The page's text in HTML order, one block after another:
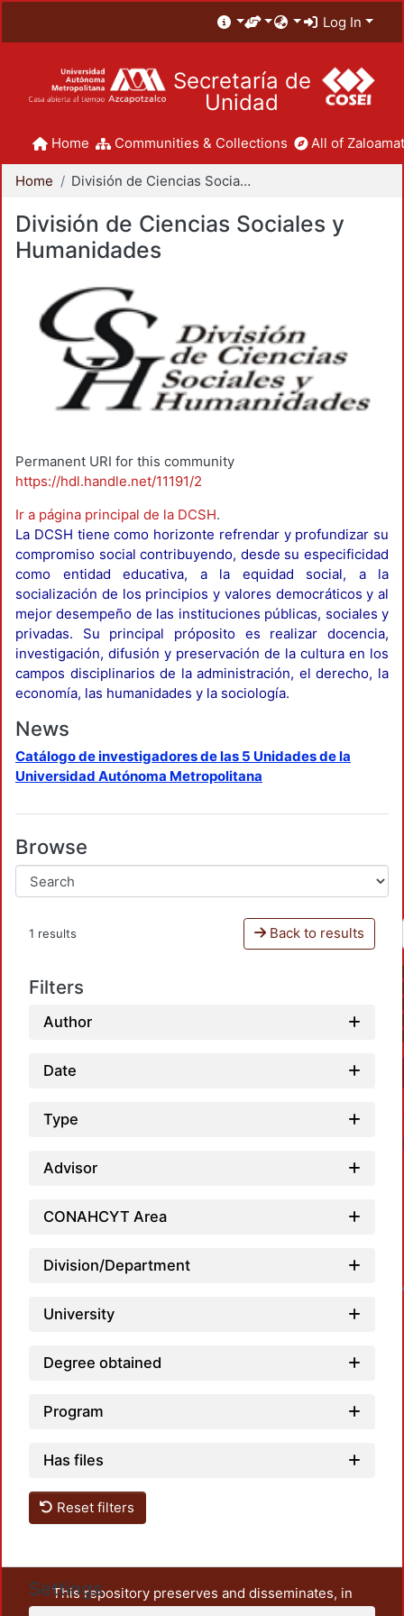
Log In
Secretaría de
Unidad
Home Communities & Collections All of
Home División de Ciencias Sociales y Humanidades
División de Ciencias Sociales y
Humanidades
Permanent URI for this community
https://hdl.handle.net/11191/2
Ir a página principal de la DCSH.
La DCSH tiene como horizonte refrendar y profundizar su
compromiso social contribuyendo, desde su especificidad
como entidad educativa, a la equidad social, a la
socialización de los principios y valores democráticos y al
mejor desempeño de las instituciones públicas, sociales y
privadas. Su principal próposito es realizar docencia,
investigación, difusión y preservación de la cultura en los
campos disciplinarios de la administración, el derecho, la
economía, las humanidades y la sociología.
News
Catálogo de investigadores de las 5 Unidades de la
Universidad Autónoma Metropolitana
Browse
1 results Back to results
Filters
Author
Date
Type
Advisor
CONAHCYT Area
Division/Department
University
Degree obtained
Program
Has files
Reset filters
Settings
This repository preserves and disseminates, in